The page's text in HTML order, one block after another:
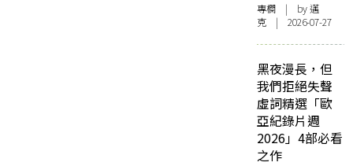
專欄 | by邁
克 | 2026-07-27
黑夜漫長，但
我們拒絕失聲
虛詞精選「歐
亞紀錄片週
2026」4部必看
之作